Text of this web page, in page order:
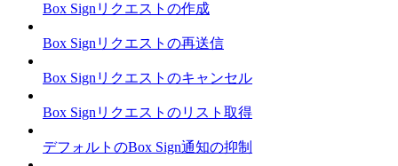
Box Signリクエストの作成
Box Signリクエストの再送信
Box Signリクエストのキャンセル
Box Signリクエストのリスト取得
デフォルトのBox Sign通知の抑制